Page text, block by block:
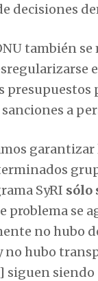
decisiones
también
presupuestos
a
SyRI sólo
problema se
no hubo
no hubo
siguen